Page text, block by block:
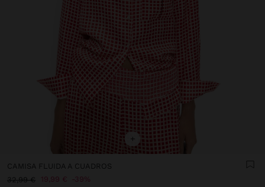
+
CAMISA FLUIDA A CUADROS
32,99 €
19,99 € 39%